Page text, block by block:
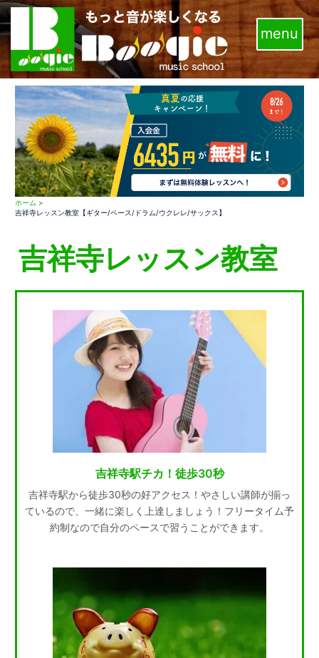
コ
ン
テ
ホーム >
吉祥寺レッスン教室【ギター/ベース/ドラム/ウクレレ/サックス】
吉祥寺レッスン教室
吉祥寺駅チカ！徒歩30秒
吉祥寺駅から徒歩30秒の好アクセス！やさしい講師が揃っ
ているので、一緒に楽しく上達しましょう！フリータイム予
約制なので自分のペースで習うことができます。